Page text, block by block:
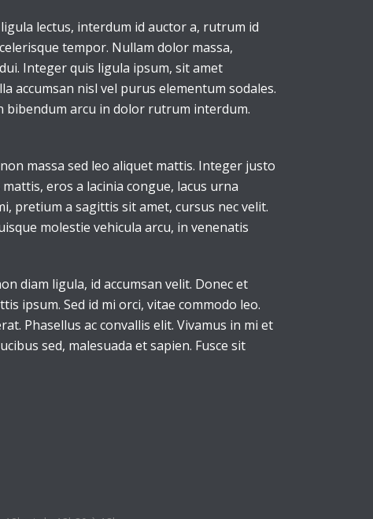
lectus, interdum id auctor a, rutrum id
tempor. Nullam dolor massa,
Integer quis ligula ipsum, sit amet
accumsan nisl vel purus elementum sodales.
bibendum arcu in dolor rutrum interdum.
massa sed leo aliquet mattis. Integer justo
eros a lacinia congue, lacus urna
pretium a sagittis sit amet, cursus nec velit.
molestie vehicula arcu, in venenatis
diam ligula, id accumsan velit. Donec et
ipsum. Sed id mi orci, vitae commodo leo.
Phasellus ac convallis elit. Vivamus in mi et
sed, malesuada et sapien. Fusce sit